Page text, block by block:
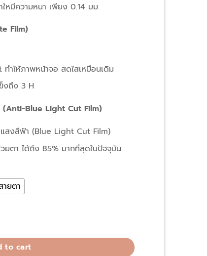
หมีความหนา เพียง 0.14 มม.
Film)
ำให้ภาพหน้าจอ สดใสเหมือนเดิม
งถึง 3 H
Blue Light Cut Film)
สงสีฟ้า (Blue Light Cut Film)
ยตา ได้ถึง 85% มากที่สุดในปัจจุบัน
ยตา
003TH quantity
to cart